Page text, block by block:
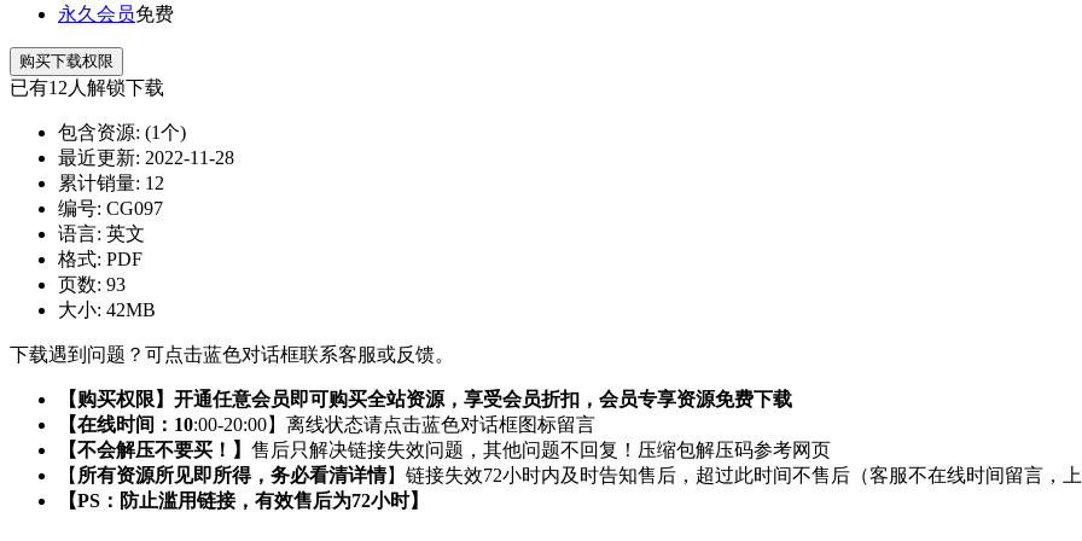
永久会员免费
购买下载权限
已有12 人解锁下载
包含资源: (1个)
最近更新: 2022-11-28
累计销量: 12
编号: CG097
语言: 英文
格式: PDF
页数: 93
大小: 42MB
下载遇到问题？可点击蓝色对话框联系客服或反馈。
【购买权限】开通任意会员即可购买全站资源，享受会员折扣，会员专享资源免费下载
【在线时间：10:00-20:00】离线状态请点击蓝色对话框图标留言
【不会解压不要买！】 售后只解决链接失效问题，其他问题不回复！压缩包解压码参考网页
【 所有资源所见即所得，务必看清详情】链接失效72小时内及时告知售后，超过此时间不售后（客服不在线时间留言，上
【PS：防止滥用链接，有效售后为72小时】